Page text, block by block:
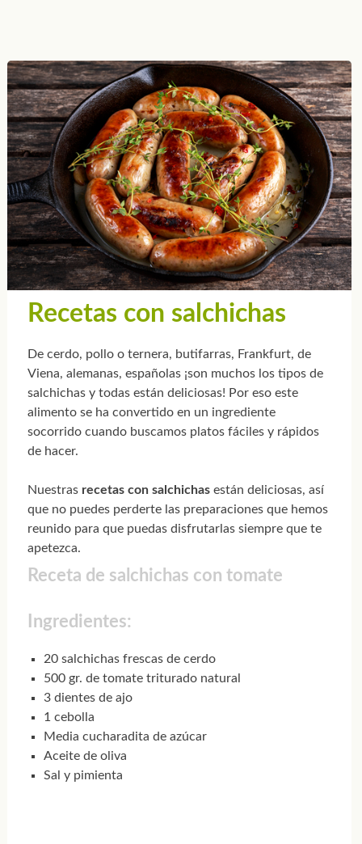
Recetas con salchichas
De cerdo, pollo o ternera, butifarras, Frankfurt, de
Viena, alemanas, españolas ¡son muchos los tipos de
salchichas y todas están deliciosas! Por eso este
alimento se ha convertido en un ingrediente
socorrido cuando buscamos platos fáciles y rápidos
de hacer.
Nuestras recetas con salchichasestán deliciosas, así
que no puedes perderte las preparaciones que hemos
reunido para que puedas disfrutarlas siempre que te
apetezca.
Receta de salchichas con tomate
Ingredientes:
20 salchichas frescas de cerdo
500 gr. de tomate triturado natural
3 dientes de ajo
1 cebolla
Media cucharadita de azúcar
Aceite de oliva
Sal y pimienta